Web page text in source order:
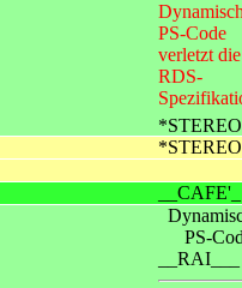
PS-Code
verletzt die
RDS-
__CAFE'_
PS-
__RAI___